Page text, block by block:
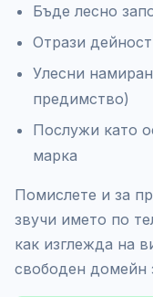
Бъде лесно
Отрази
Улесни
предимство)
Послужи като
марка
Помислете и за
звучи името по
как изглежда на
свободен домейн